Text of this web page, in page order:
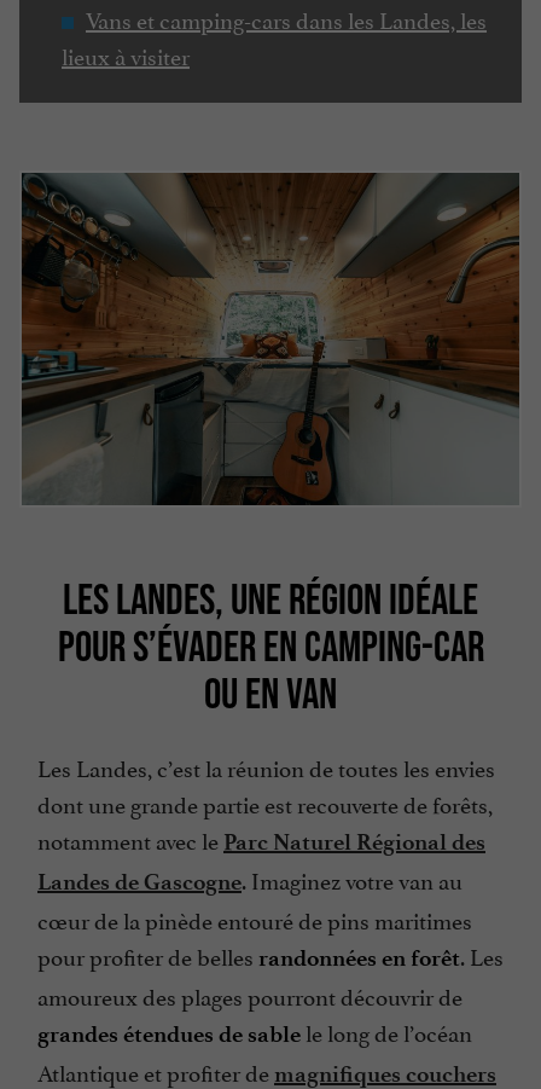
Vans et camping-cars dans les Landes, les
lieux à visiter
LES LANDES, UNE RÉGION IDÉALE
POUR S’ÉVADER EN CAMPING-CAR
OU EN VAN
Les Landes, c’est la réunion de toutes les envies
dont une grande partie est recouverte de forêts,
notamment avec le Parc Naturel Régional des
Landes de Gascogne. Imaginez votre van au
cœur de la pinède entouré de pins maritimes
pour profiter de belles randonnées en forêt. Les
amoureux des plages pourront découvrir de
grandes étendues de sable le long de l’océan
Atlantique et profiter de magnifiques couchers